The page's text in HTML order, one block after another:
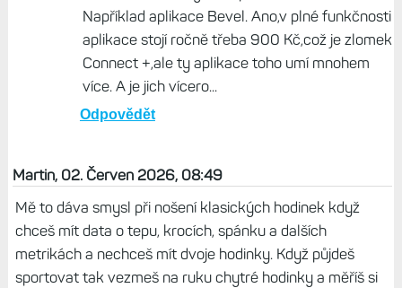
Například aplikace Bevel. Ano,v plné funkčnosti
aplikace stojí ročně třeba 900 Kč,což je zlomek
Connect +,ale ty aplikace toho umí mnohem
více. A je jich vícero...
Odpovědět
Martin, 02. Červen 2026, 08:49
Mě to dáva smysl při nošení klasických hodinek když
chceš mít data o tepu, krocích, spánku a dalších
metrikách a nechceš mít dvoje hodinky. Když půjdeš
sportovat tak vezmeš na ruku chytré hodinky a měříš si